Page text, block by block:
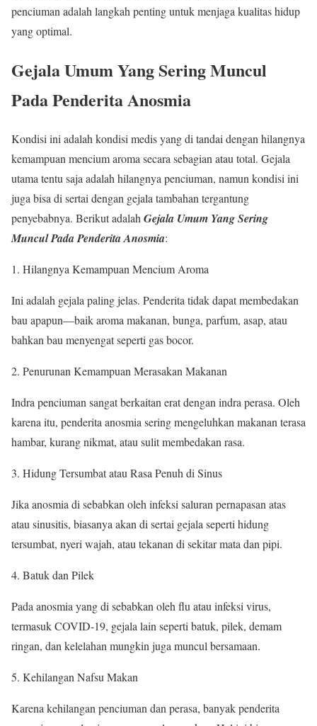
penciuman adalah langkah penting untuk menjaga kualitas hidup
yang optimal.
Gejala Umum Yang Sering Muncul
Pada Penderita Anosmia
Kondisi ini adalah kondisi medis yang di tandai dengan hilangnya
kemampuan mencium aroma secara sebagian atau total. Gejala
utama tentu saja adalah hilangnya penciuman, namun kondisi ini
juga bisa di sertai dengan gejala tambahan tergantung
penyebabnya. Berikut adalah Gejala Umum Yang Sering
Muncul Pada Penderita Anosmia:
Hilangnya Kemampuan Mencium Aroma
Ini adalah gejala paling jelas. Penderita tidak dapat membedakan
bau apapun—baik aroma makanan, bunga, parfum, asap, atau
bahkan bau menyengat seperti gas bocor.
Penurunan Kemampuan Merasakan Makanan
Indra penciuman sangat berkaitan erat dengan indra perasa. Oleh
karena itu, penderita anosmia sering mengeluhkan makanan terasa
hambar, kurang nikmat, atau sulit membedakan rasa.
Hidung Tersumbat atau Rasa Penuh di Sinus
Jika anosmia di sebabkan oleh infeksi saluran pernapasan atas
atau sinusitis, biasanya akan di sertai gejala seperti hidung
tersumbat, nyeri wajah, atau tekanan di sekitar mata dan pipi.
Batuk dan Pilek
Pada anosmia yang di sebabkan oleh flu atau infeksi virus,
termasuk COVID-19, gejala lain seperti batuk, pilek, demam
ringan, dan kelelahan mungkin juga muncul bersamaan.
Kehilangan Nafsu Makan
Karena kehilangan penciuman dan perasa, banyak penderita